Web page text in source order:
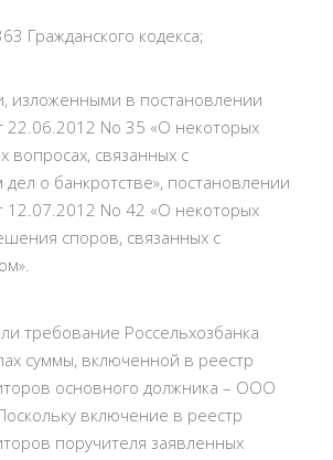
Гражданского кодекса;
изложенными в постановлении
22.06.2012 No 35 «О некоторых
вопросах, связанных с
о банкротстве», постановлении
12.07.2012 No 42 «О некоторых
споров, связанных с
требование Россельхозбанка
суммы, включенной в реестр
основного должника – ООО
включение в реестр
поручителя заявленных